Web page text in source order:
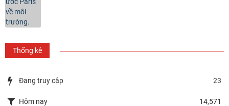
Thống kê
Đang truy cập 23
Hôm nay
14,571